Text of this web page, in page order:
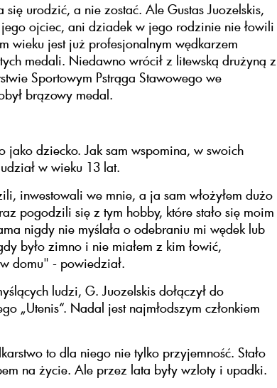
urodzić, a nie zostać. Ale Gustas Juozelskis,
ojciec, ani dziadek w jego rodzinie nie łowili
wieku jest już profesjonalnym wędkarzem
medali. Niedawno wrócił z litewską drużyną z
Sportowym Pstrąga Stawowego we
brązowy medal.
jako dziecko. Jak sam wspomina, w swoich
w wieku 13 lat.
inwestowali we mnie, a ja sam włożyłem dużo
pogodzili się z tym hobby, które stało się moim
nigdy nie myślała o odebraniu mi wędek lub
było zimno i nie miałem z kim łowić,
domu" - powiedział.
ludzi, G. Juozelskis dołączył do
„Utenis“. Nadal jest najmłodszym członkiem
to dla niego nie tylko przyjemność. Stało
na życie. Ale przez lata były wzloty i upadki.